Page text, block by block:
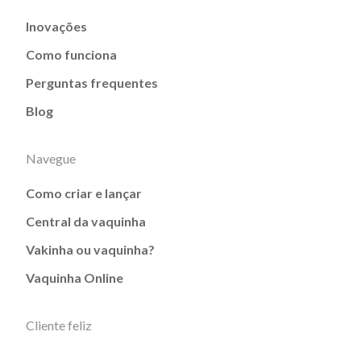
Inovações
Como funciona
Perguntas frequentes
Blog
Navegue
Como criar e lançar
Central da vaquinha
Vakinha ou vaquinha?
Vaquinha Online
Cliente feliz